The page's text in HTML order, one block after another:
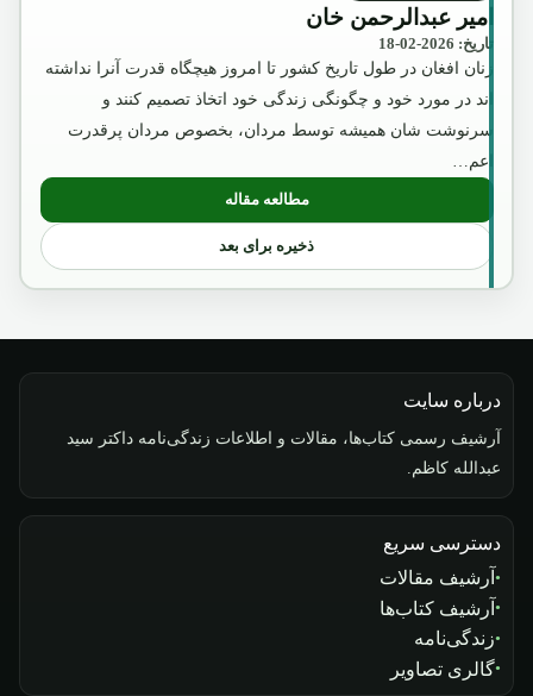
امیر عبدالرحمن خان
تاریخ: 2026-02-18
زنان افغان در طول تاریخ کشور تا امروز هیچگاه قدرت آنرا نداشته
اند در مورد خود و چگونگی زندگی خود اتخاذ تصمیم کنند و
سرنوشت شان همیشه توسط مردان، بخصوص مردان پرقدرت
اعم…
مطالعه مقاله: امیر عبدالرحمن خان
ذخیره برای بعد
درباره سایت
آرشیف رسمی کتاب‌ها، مقالات و اطلاعات زندگی‌نامه داکتر سید
عبدالله کاظم.
دسترسی سریع
آرشیف مقالات
آرشیف کتاب‌ها
زندگی‌نامه
گالری تصاویر